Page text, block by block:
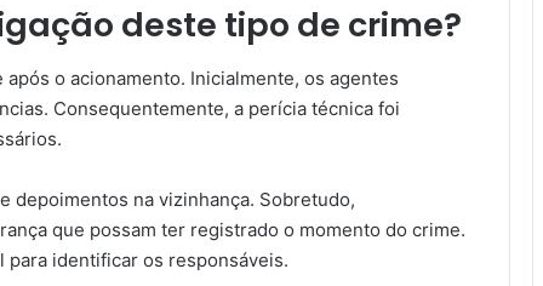
deste tipo de crime?
o acionamento. Inicialmente, os agentes
Consequentemente, a perícia técnica foi
depoimentos na vizinhança. Sobretudo,
que possam ter registrado o momento do crime.
identificar os responsáveis.